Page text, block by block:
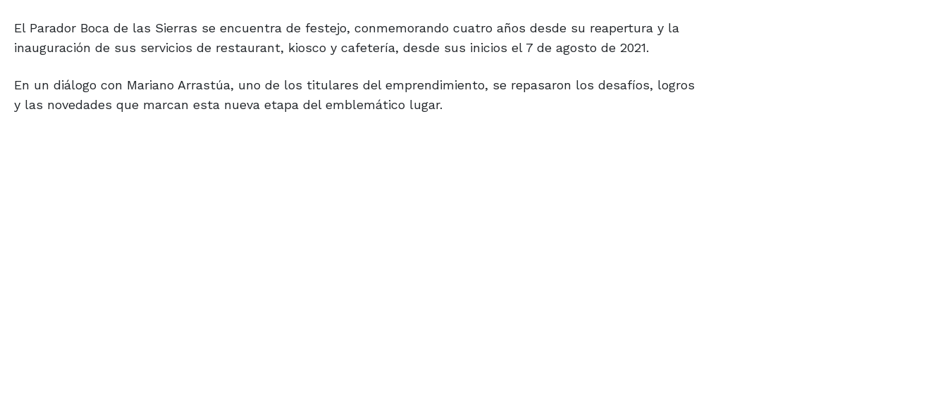
El Parador Boca de las Sierras se encuentra de festejo, conmemorando cuatro años desde su reapertura y la
inauguración de sus servicios de restaurant, kiosco y cafetería, desde sus inicios el 7 de agosto de 2021.
En un diálogo con Mariano Arrastúa, uno de los titulares del emprendimiento, se repasaron los desafíos, logros
y las novedades que marcan esta nueva etapa del emblemático lugar.